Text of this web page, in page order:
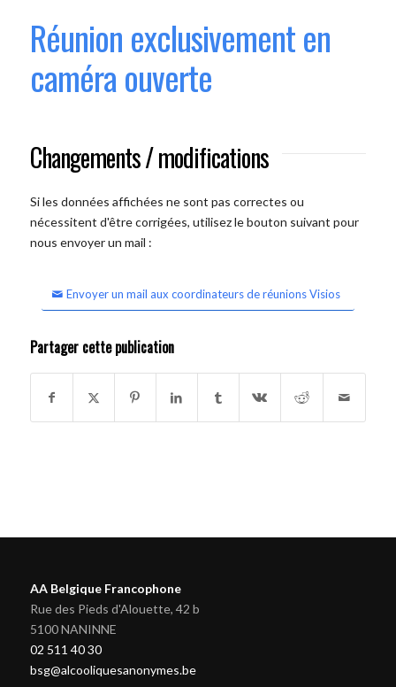
Réunion exclusivement en
caméra ouverte
Changements / modifications
Si les données affichées ne sont pas correctes ou
nécessitent d'être corrigées, utilisez le bouton suivant pour
nous envoyer un mail :
Envoyer un mail aux coordinateurs de réunions Visios
Partager cette publication
AA Belgique Francophone
Rue des Pieds d'Alouette, 42 b
5100 NANINNE
02 511 40 30
bsg@alcooliquesanonymes.be